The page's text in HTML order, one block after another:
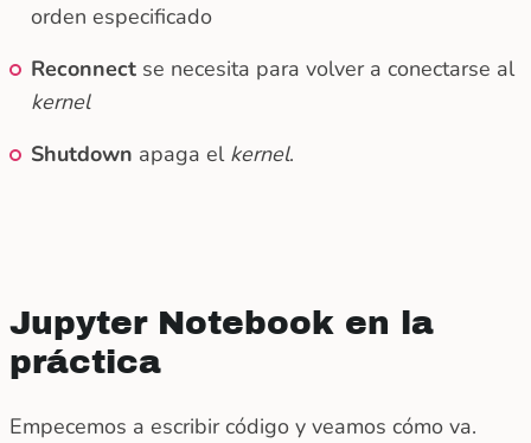
orden especificado
Reconnect se necesita para volver a conectarse al
kernel
Shutdown apaga el kernel.
Jupyter Notebook en la
práctica
Empecemos a escribir código y veamos cómo va.